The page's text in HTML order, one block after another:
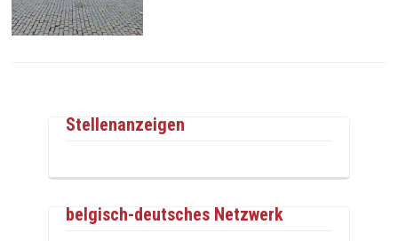
Stellenanzeigen
belgisch-deutsches Netzwerk